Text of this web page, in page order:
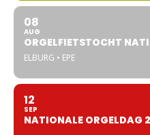
08
AUG
ORGELFIETSTOCHT
ELBURG • EPE
12
SEP
NATIONALE ORGELDAG